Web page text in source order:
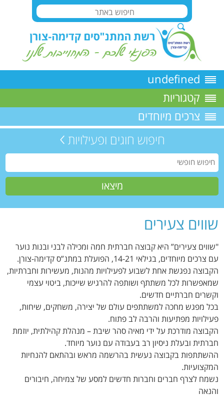
undefined
קטגוריות
צרכים מיוחדים
חיפוש חוגים ופעילויות
שווים צעירים
"שווים צעירים” היא קבוצה חברתית חמה ומכילה לבני ובנות נוער
עם צרכים מיוחדים, בגילאי 14-21, הפועלת במתנ”ס קדימה-צורן.
הקבוצה נפגשת אחת לשבוע לפעילויות מהנות, מעשירות וחברתיות,
שמאפשרות לכל משתתף ושותפה להרגיש שייכות, ביטוי עצמי
וקשרים חברתיים חדשים.
בכל מפגש מחכה למשתתפים עולם של יצירה, משחקים, שיחות,
פעילויות מפתיעות והרבה לב פתוח.
הקבוצה מודרכת על ידי מאיה סהר שיבת – מנהלת קהילתית, יוזמת
חברתית ובעלת ניסיון רב בעבודה עם נוער מיוחד.
ההשתתפות בקבוצה נעשית בהרשמה מראש ובהתאם להנחיות
המקצועיות.
נשמח לצרף חברים וחברות חדשים למסע של צמיחה, חיבורים
והנאה